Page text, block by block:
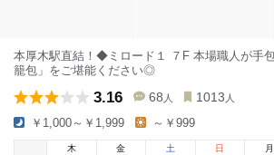
本厚木駅直結！◆ミロード１ ７F 本場職人が手
籠包」をご堪能ください◎
3.16 68 人 1013 人
￥1,000～￥1,999 ～￥999
木
金 土 日 月